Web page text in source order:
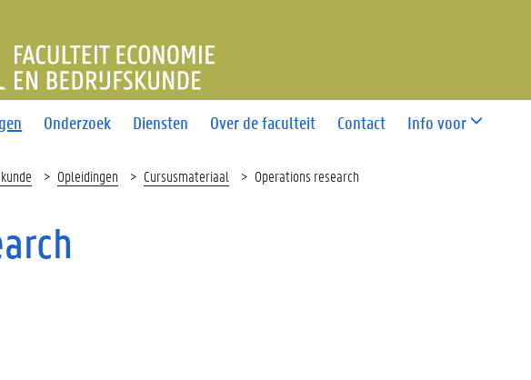
Onderzoek Diensten Over de faculteit Contact Info voor
ECONOMIE EN
Opleidingen Cursusmateriaal Operations research